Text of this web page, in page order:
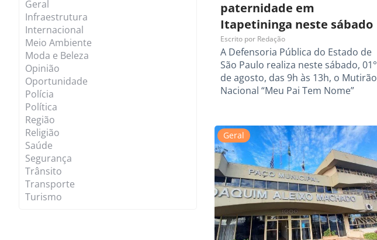
Geral
Infraestrutura
Internacional
Meio Ambiente
Moda e Beleza
Opinião
Oportunidade
Polícia
Política
Região
Religião
Saúde
Segurança
Trânsito
Transporte
Turismo
paternidade em
Itapetininga neste sábado
Escrito por Redação
A Defensoria Pública do Estado de
São Paulo realiza neste sábado, 01°
de agosto, das 9h às 13h, o Mutirão
Nacional “Meu Pai Tem Nome”
Geral